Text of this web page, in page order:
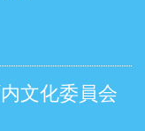
文化委員会